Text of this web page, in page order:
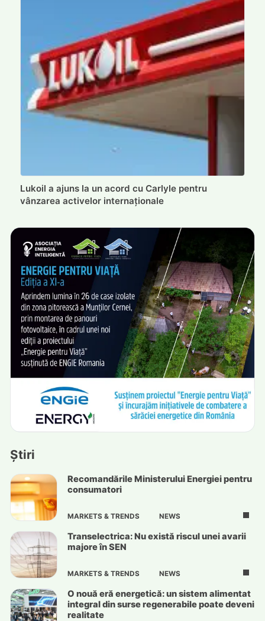
Lukoil a ajuns la un acord cu Carlyle pentru
vânzarea activelor internaționale
Știri
Recomandările Ministerului Energiei pentru
consumatori
MARKETS & TRENDS NEWS
Transelectrica: Nu există riscul unei avarii
majore în SEN
MARKETS & TRENDS NEWS
O nouă eră energetică: un sistem alimentat
integral din surse regenerabile poate deveni
realitate